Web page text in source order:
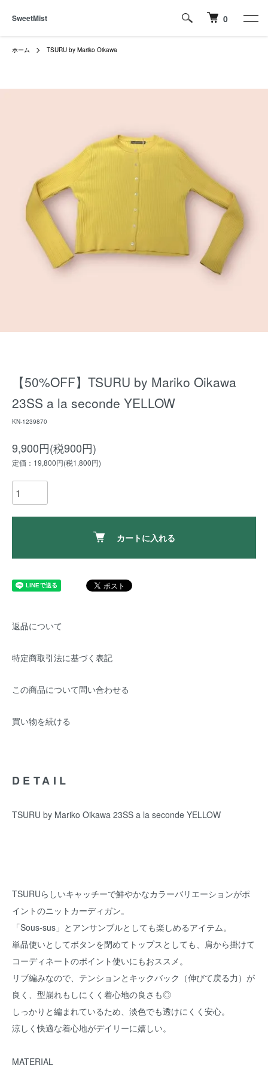
SweetMist 0
ホーム TSURU by Mariko Oikawa
【50%OFF】TSURU by Mariko Oikawa
23SS a la seconde YELLOW
KN-1239870
9,900円(税900円)
定価：19,800円(税1,800円)
カートに入れる
返品について
特定商取引法に基づく表記
この商品について問い合わせる
買い物を続ける
DETAIL
TSURU by Mariko Oikawa 23SS a la seconde YELLOW
TSURUらしいキャッチーで鮮やかなカラーバリエーションがポ
イントのニットカーディガン。
「Sous-sus」とアンサンブルとしても楽しめるアイテム。
単品使いとしてボタンを閉めてトップスとしても、肩から掛けて
コーディネートのポイント使いにもおススメ。
リブ編みなので、テンションとキックバック（伸びて戻る力）が
良く、型崩れもしにくく着心地の良さも◎
しっかりと編まれているため、淡色でも透けにくく安心。
涼しく快適な着心地がデイリーに嬉しい。
MATERIAL